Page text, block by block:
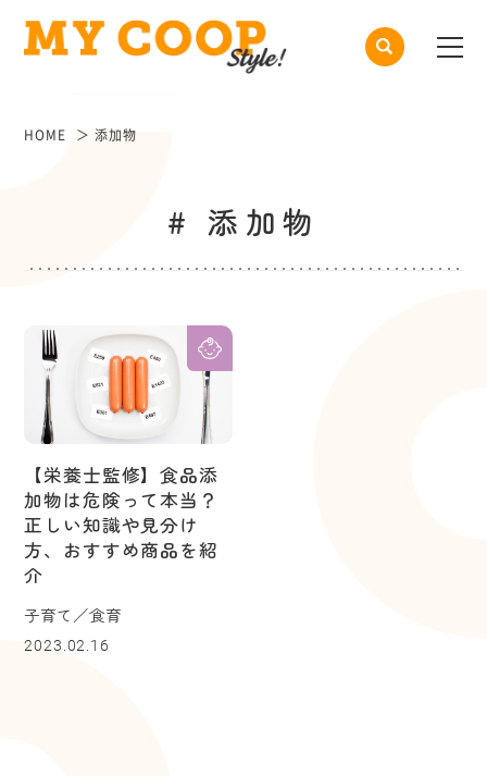
HOME 添加物
# 添加物
【栄養士監修】食品添
加物は危険って本当？
正しい知識や見分け
方、おすすめ商品を紹
介
子育て／食育
2023.02.16